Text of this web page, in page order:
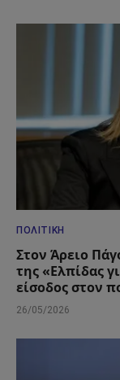
ΠΟΛΙΤΙΚΉ
Στον Άρειο
της «Ελπίδας
είσοδος στον
26/05/2026